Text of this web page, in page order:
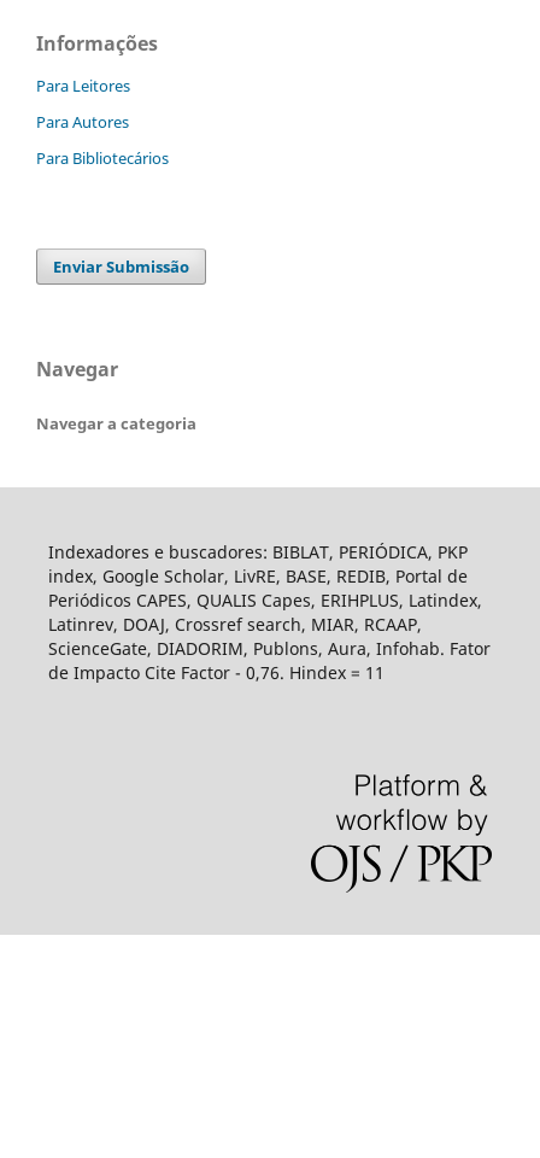
Informações
Para Leitores
Para Autores
Para Bibliotecários
Enviar Submissão
Navegar
Navegar a categoria
Indexadores e buscadores: BIBLAT, PERIÓDICA, PKP
index, Google Scholar, LivRE, BASE, REDIB, Portal de
Periódicos CAPES, QUALIS Capes, ERIHPLUS, Latindex,
Latinrev, DOAJ, Crossref search, MIAR, RCAAP,
ScienceGate, DIADORIM, Publons, Aura, Infohab. Fator
de Impacto Cite Factor - 0,76. Hindex = 11